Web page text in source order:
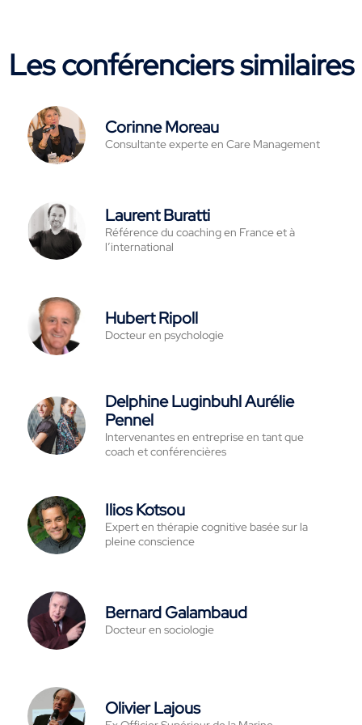
Les conférenciers similaires
Corinne Moreau
Consultante experte en Care Management
Laurent Buratti
Référence du coaching en France et à
l’international
Hubert Ripoll
Docteur en psychologie
Delphine Luginbuhl Aurélie
Pennel
Intervenantes en entreprise en tant que
coach et conférencières
Ilios Kotsou
Expert en thérapie cognitive basée sur la
pleine conscience
Bernard Galambaud
Docteur en sociologie
Olivier Lajous